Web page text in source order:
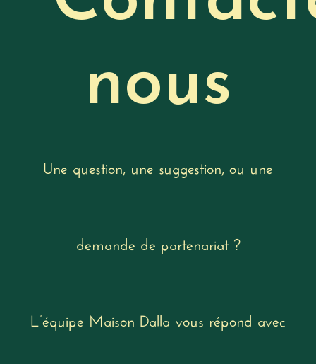
nous
Une question, une suggestion, ou une
demande de partenariat ?
L’équipe Maison Dalla vous répond avec